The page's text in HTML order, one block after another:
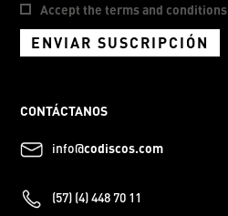
Accept the terms and conditions
ENVIAR SUSCRIPCIÓN
CONTÁCTANOS
info@codiscos.com
(57) (4) 448 70 11